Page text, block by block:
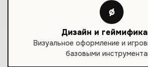
ø
Дизайн и
Визуальное оформление и
базовыми